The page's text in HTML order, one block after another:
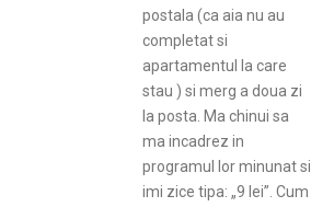
postala (ca aia nu au
completat si
apartamentul la care
stau ) si merg a doua zi
la posta. Ma chinui sa
ma incadrez in
programul lor minunat si
imi zice tipa: „9 lei”. Cum